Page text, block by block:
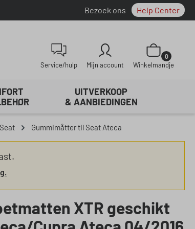
Bezoek ons Help Center
Service/hulp Mijn account
0
Winkelmandje
UITVERKOOP
& AANBIEDINGEN
Gummimåtter til Seat Ateca
XTR geschikt